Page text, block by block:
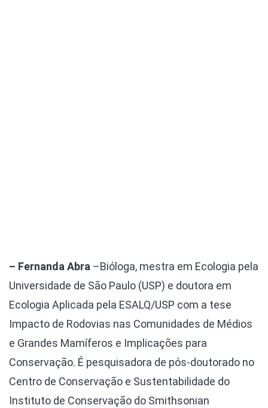
– Fernanda Abra –Bióloga, mestra em Ecologia pela
Universidade de São Paulo (USP) e doutora em
Ecologia Aplicada pela ESALQ/USP com a tese
Impacto de Rodovias nas Comunidades de Médios
e Grandes Mamíferos e Implicações para
Conservação. É pesquisadora de pós-doutorado no
Centro de Conservação e Sustentabilidade do
Instituto de Conservação do Smithsonian